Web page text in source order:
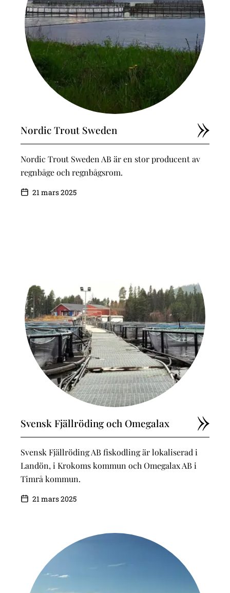
Nordic Trout Sweden
Nordic Trout Sweden AB är en stor producent av
regnbåge och regnbågsrom.
21 mars 2025
Svensk Fjällröding och Omegalax
Svensk Fjällröding AB fiskodling är lokaliserad i
Landön, i Krokoms kommun och Omegalax AB i
Timrå kommun.
21 mars 2025